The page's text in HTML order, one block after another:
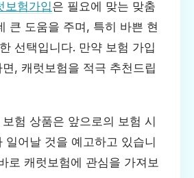
보험가입은 필요에 맞는 맞춤
큰 도움을 주며, 특히 바쁜 현
선택입니다. 만약 보험 가입
, 캐럿보험을 적극 추천드립
험 상품은 앞으로의 보험 시
일어날 것을 예고하고 있습니
로 캐럿보험에 관심을 가져보